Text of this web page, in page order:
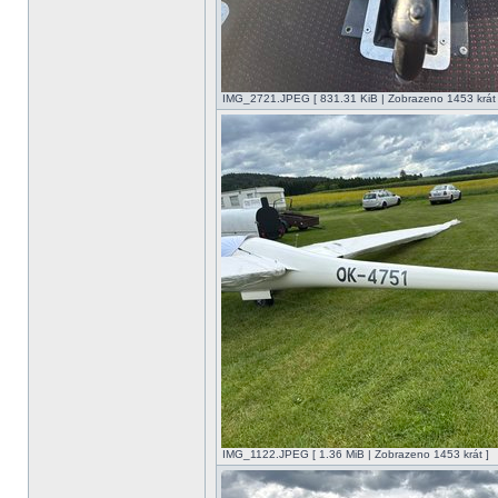
IMG_2721.JPEG [ 831.31 KiB | Zobrazeno 1453 krát
IMG_1122.JPEG [ 1.36 MiB | Zobrazeno 1453 krát ]